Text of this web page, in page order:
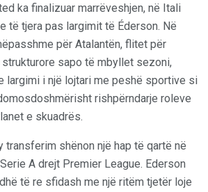
ka finalizuar marrëveshjen, në Itali
të tjera pas largimit të Éderson. Në
për Atalantën, flitet për
sapo të mbyllet sezoni,
largimi i një lojtari me peshë sportive si
rishpërndarje roleve
e skuadrës.
transferim shënon një hap të qartë në
A drejt Premier League. Ederson
të re sfidash me një ritëm tjetër loje